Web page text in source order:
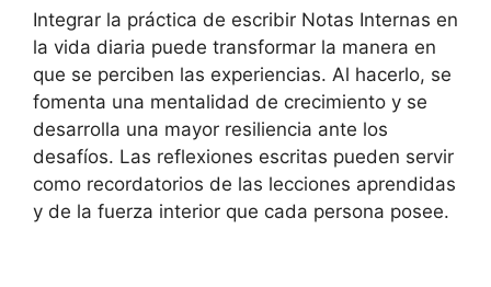
Integrar la práctica de escribir Notas Internas en
la vida diaria puede transformar la manera en
que se perciben las experiencias. Al hacerlo, se
fomenta una mentalidad de crecimiento y se
desarrolla una mayor resiliencia ante los
desafíos. Las reflexiones escritas pueden servir
como recordatorios de las lecciones aprendidas
y de la fuerza interior que cada persona posee.